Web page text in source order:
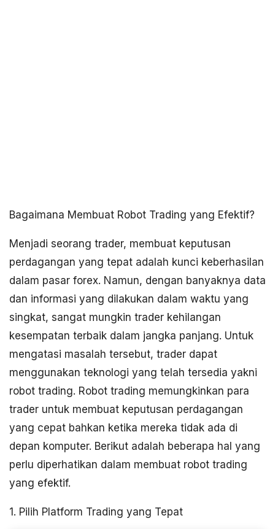
Bagaimana Membuat Robot Trading yang Efektif?
Menjadi seorang trader, membuat keputusan
perdagangan yang tepat adalah kunci keberhasilan
dalam pasar forex. Namun, dengan banyaknya data
dan informasi yang dilakukan dalam waktu yang
singkat, sangat mungkin trader kehilangan
kesempatan terbaik dalam jangka panjang. Untuk
mengatasi masalah tersebut, trader dapat
menggunakan teknologi yang telah tersedia yakni
robot trading. Robot trading memungkinkan para
trader untuk membuat keputusan perdagangan
yang cepat bahkan ketika mereka tidak ada di
depan komputer. Berikut adalah beberapa hal yang
perlu diperhatikan dalam membuat robot trading
yang efektif.
1. Pilih Platform Trading yang Tepat